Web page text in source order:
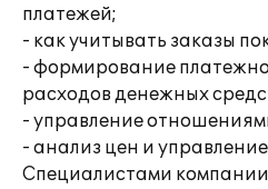
платежей;
- как учитывать заказы
- формирование
расходов денежных
- управление
- анализ цен и
Специалистами компании